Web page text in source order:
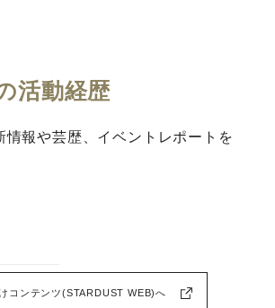
活動経歴
情報や芸歴、イベントレポートを
コンテンツ(STARDUST WEB)へ